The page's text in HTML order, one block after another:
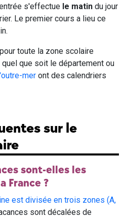
s'effectue le matin du jour
Le premier cours a lieu ce
toute la zone scolaire
quel que soit le département ou
mer ont des calendriers
sur le
sont-elles les
France ?
est divisée en trois zones (A,
sont décalées de